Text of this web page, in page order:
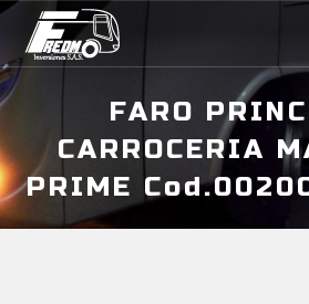
FARO
CARROCERIA
PRIME